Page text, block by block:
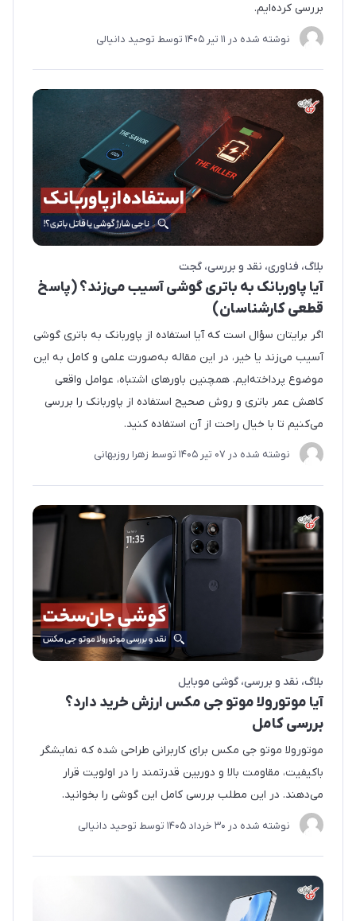
بررسی کرده‌ایم.
نوشته شده در 11 تير 1405 توسط توحید دانیالی
بلاگ فناوری نقد و بررسی گجت
آیا پاوربانک به باتری گوشی آسیب می‌زند؟ (پاسخ
قطعی کارشناسان)
اگر برایتان سؤال است که آیا استفاده از پاوربانک به باتری گوشی
آسیب می‌زند یا خیر، در این مقاله به‌صورت علمی و کامل به این
موضوع پرداخته‌ایم. همچنین باورهای اشتباه، عوامل واقعی
کاهش عمر باتری و روش صحیح استفاده از پاوربانک را بررسی
می‌کنیم تا با خیال راحت از آن استفاده کنید.
نوشته شده در 07 تير 1405 توسط زهرا روزبهانی
بلاگ نقد و بررسی گوشی موبایل
آیا موتورولا موتو جی مکس ارزش خرید دارد؟
بررسی کامل
موتورولا موتو جی مکس برای کاربرانی طراحی شده که نمایشگر
باکیفیت، مقاومت بالا و دوربین قدرتمند را در اولویت قرار
می‌دهند. در این مطلب بررسی کامل این گوشی را بخوانید.
نوشته شده در 30 خرداد 1405 توسط توحید دانیالی